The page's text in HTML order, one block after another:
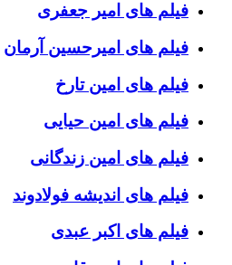
فیلم های امیر جعفری
فیلم های امیرحسین آرمان
فیلم های امین تارخ
فیلم های امین حیایی
فیلم های امین زندگانی
فیلم های اندیشه فولادوند
فیلم های اکبر عبدی